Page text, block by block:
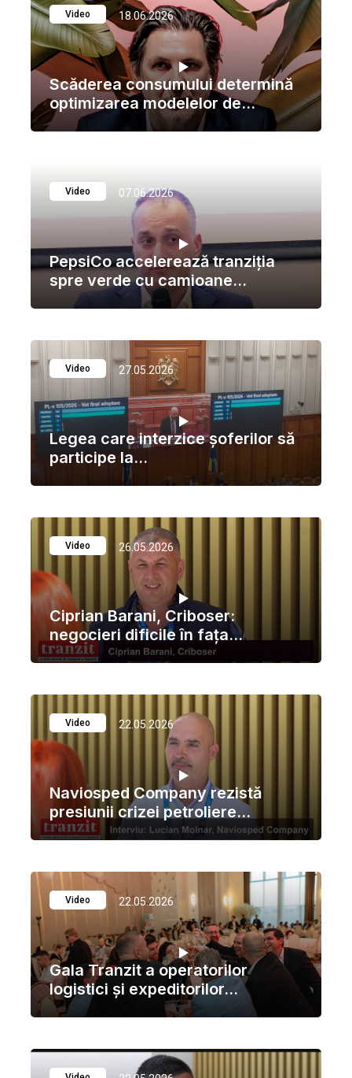
Video 18.06.2026
Scăderea consumului determină
optimizarea modelelor de...
Video 07.06.2026
PepsiCo accelerează tranziția
spre verde cu camioane...
Video 27.05.2026
Legea care interzice șoferilor să
participe la...
Video 26.05.2026
Ciprian Barani, Criboser:
negocieri dificile în fața...
Video 22.05.2026
Naviosped Company rezistă
presiunii crizei petroliere...
Video 22.05.2026
Gala Tranzit a operatorilor
logistici şi expeditorilor...